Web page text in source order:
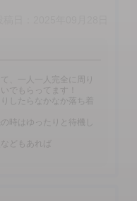
、一人一人完全に周り
でもらってます！
したらなかなか落ち着
時はゆったりと待機し
どもあれば